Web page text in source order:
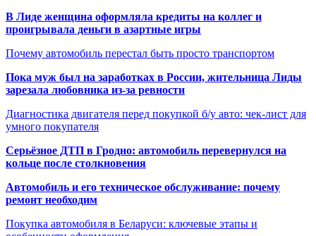
В Лиде женщина оформляла кредиты на коллег и
проигрывала деньги в азартные игры
Почему автомобиль перестал быть просто транспортом
Пока муж был на заработках в России, жительница Лиды
зарезала любовника из-за ревности
Диагностика двигателя перед покупкой б/у авто: чек-лист для
умного покупателя
Серьёзное ДТП в Гродно: автомобиль перевернулся на
кольце после столкновения
Автомобиль и его техническое обслуживание: почему
ремонт необходим
Покупка автомобиля в Беларуси: ключевые этапы и